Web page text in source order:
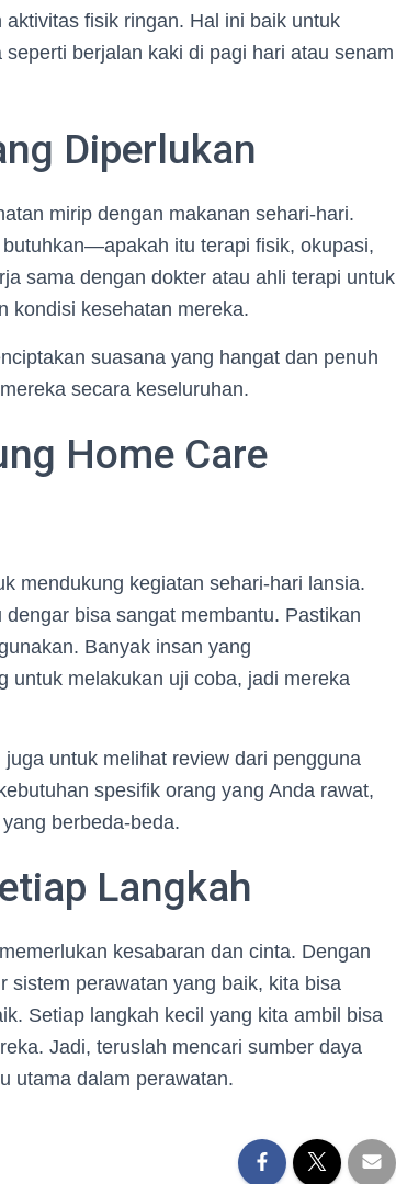
fisik ringan. Hal ini baik untuk
berjalan kaki di pagi hari atau senam
Diperlukan
mirip dengan makanan sehari-hari.
itu terapi fisik, okupasi,
sama dengan dokter atau ahli terapi untuk
kondisi kesehatan mereka.
suasana yang hangat dan penuh
secara keseluruhan.
Home Care
mendukung kegiatan sehari-hari lansia.
bisa sangat membantu. Pastikan
Banyak insan yang
untuk melakukan uji coba, jadi mereka
untuk melihat review dari pengguna
spesifik orang yang Anda rawat,
berbeda-beda.
Langkah
kesabaran dan cinta. Dengan
sistem perawatan yang baik, kita bisa
Setiap langkah kecil yang kita ambil bisa
Jadi, teruslah mencari sumber daya
utama dalam perawatan.